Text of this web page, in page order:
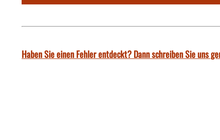
Haben Sie einen Fehler entdeckt? Dann schreiben Sie uns